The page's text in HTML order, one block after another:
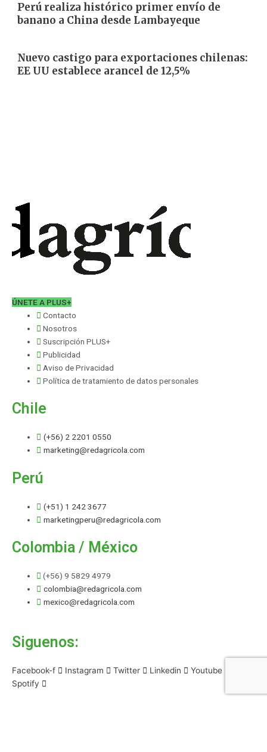
Perú realiza histórico primer envío de
banano a China desde Lambayeque
Nuevo castigo para exportaciones chilenas:
EE UU establece arancel de 12,5%
ÚNETE A PLUS+
Contacto
Nosotros
Suscripción PLUS+
Publicidad
Aviso de Privacidad
Política de tratamiento de datos personales
Chile
(+56) 2 2201 0550
marketing@redagricola.com
Perú
(+51) 1 242 3677
marketingperu@redagricola.com
Colombia / México
(+56) 9 5829 4979
colombia@redagricola.com
mexico@redagricola.com
Siguenos:
Facebook-f Instagram Twitter Linkedin
Youtube
Spotify